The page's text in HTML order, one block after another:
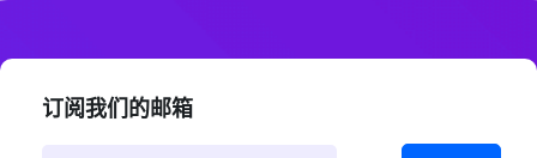
订阅我们的邮箱